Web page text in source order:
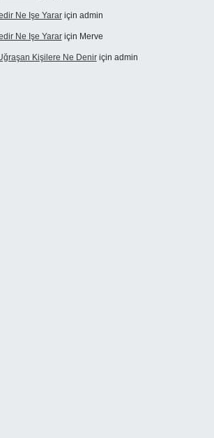
Ne Işe Yarariçin admin
Ne Işe Yarariçin Merve
Uğraşan Kişilere Ne Deniriçin admin